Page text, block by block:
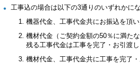
工事込の場合は以下の3通りのいずれかにな
機器代金、工事代金共にお振込を頂
機材代金（ご契約金額の50％に満た
残る工事代金は工事を完了・お引渡
機材代金、工事代金共に工事を完了